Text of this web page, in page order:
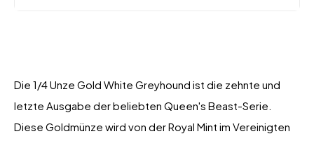
Die 1/4 Unze Gold White Greyhound ist die zehnte und
letzte Ausgabe der beliebten Queen's Beast-Serie.
Diese Goldmünze wird von der Royal Mint im Vereinigten